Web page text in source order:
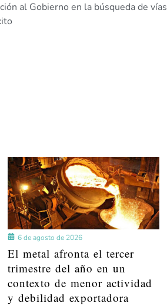
al Gobierno en la búsqueda de vías
6 de agosto de 2026
El metal afronta el tercer
trimestre del año en un
contexto de menor actividad
y debilidad exportadora